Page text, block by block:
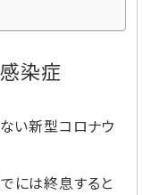
染症
い新型コロナウ
には終息すると